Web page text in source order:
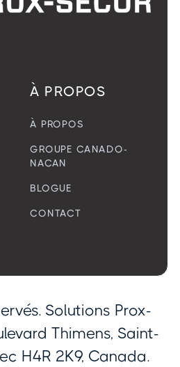
À PROPOS
À PROPOS
GROUPE CANADO-
NACAN
BLOGUE
CONTACT
Solutions Prox-
Thimens, Saint-
H4R 2K9, Canada.